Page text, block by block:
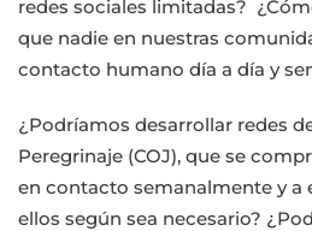
redes sociales limitadas?
que nadie en nuestras
contacto humano día a día y
¿Podríamos desarrollar redes
Peregrinaje (COJ), que se
en contacto semanalmente y a
ellos según sea necesario?